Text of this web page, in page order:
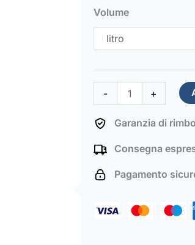
Volume
-
Paint
red
+
Garanzia di
Consegna
Pagamento